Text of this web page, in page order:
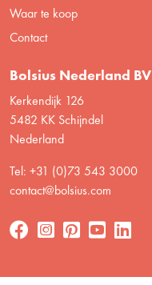
Waar te koop
Contact
Bolsius Nederland BV
Kerkendijk 126
5482 KK Schijndel
Nederland
Tel: +31 (0)73 543 3000
contact@bolsius.com